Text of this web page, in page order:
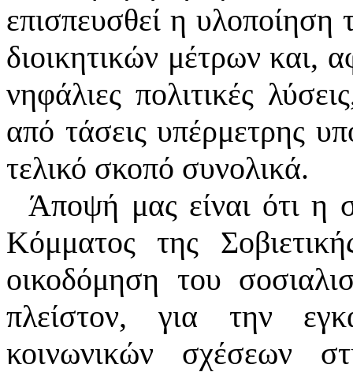
επισπευσθεί η
διοικητικών μέτρων και,
νηφάλιες πολιτικές
από τάσεις υπέρμετρης
τελικό σκοπό συνολικά.
Άποψή μας είναι ότι η
Κόμματος της
οικοδόμηση του
πλείστον, για την
κοινωνικών σχέσεων